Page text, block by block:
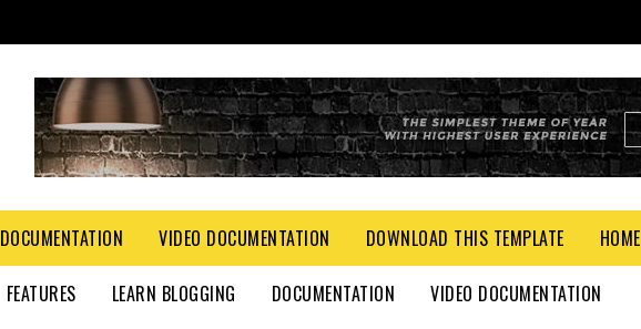
DOCUMENTATION VIDEO DOCUMENTATION DOWNLOAD THIS TEMPLATE HOME
FEATURES LEARN BLOGGING DOCUMENTATION VIDEO DOCUMENTATION